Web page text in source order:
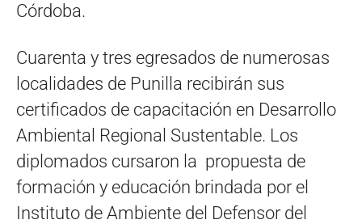
Córdoba.
Cuarenta y tres egresados de numerosas
localidades de Punilla recibirán sus
certificados de capacitación en Desarrollo
Ambiental Regional Sustentable. Los
diplomados cursaron la propuesta de
formación y educación brindada por el
Instituto de Ambiente del Defensor del